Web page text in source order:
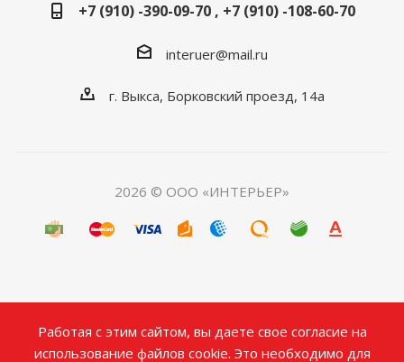
+7 (910) -390-09-70 , +7 (910) -108-60-70
interuer@mail.ru
г. Выкса, Борковский проезд, 14а
2026 © ООО «ИНТЕРЬЕР»
Работая с этим сайтом, вы даете свое согласие на
использование файлов cookie. Это необходимо для